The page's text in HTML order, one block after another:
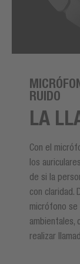
RUIDO
LA
Con el
los
de si la
con claridad.
micrófono
ambientales,
realizar